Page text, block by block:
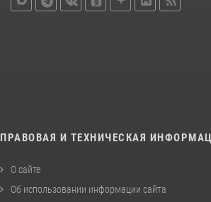
ПРАВОВАЯ И ТЕХНИЧЕСКАЯ
О сайте
Об использовании информации сайта